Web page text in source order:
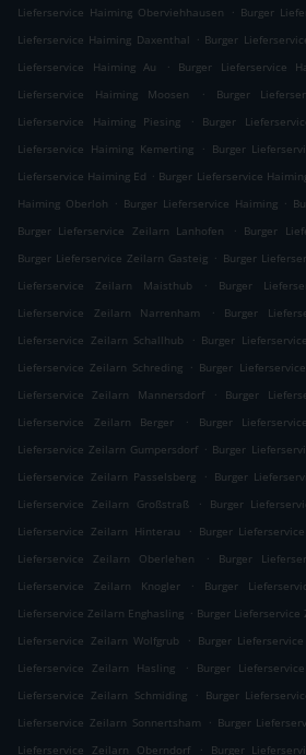
Lieferservice Haiming Oberviehhausen
. Burger
Lieferservice Haiming Daxenthal . Burger
Lieferservice Haiming Au
. Burger Lieferservice
Lieferservice Haiming Moosen
. Burger
Lieferservice Haiming Piesing
. Burger
Lieferservice Haiming Kemerting
. Burger
Lieferservice Haiming Ed . Burger Lieferservice
Haiming Oberloh . Burger Lieferservice Haiming .
Burger Lieferservice Zeilarn Lanhofen
. Burger
Burger Lieferservice Zeilarn Gasteig . Burger
Lieferservice Zeilarn Maisthub
. Burger
Lieferservice Zeilarn Narrenham
. Burger
Lieferservice Zeilarn Schallhub
. Burger
Lieferservice Zeilarn Schreding . Burger
Lieferservice Zeilarn Mannersdorf
. Burger
Lieferservice Zeilarn Berger
. Burger
Lieferservice Zeilarn Gumpersdorf . Burger
Lieferservice Zeilarn Passelsberg
. Burger
Lieferservice Zeilarn Großstraß
. Burger
Lieferservice Zeilarn Hinterau
. Burger
Lieferservice Zeilarn Oberlehen
. Burger
Lieferservice Zeilarn Knogler
. Burger
Lieferservice Zeilarn Enghasling . Burger
Lieferservice Zeilarn Wolfgrub
. Burger
Lieferservice Zeilarn Hasling
. Burger
Lieferservice Zeilarn Schmiding
. Burger
Lieferservice Zeilarn Sonnertsham
. Burger
Lieferservice Zeilarn Oberndorf
. Burger